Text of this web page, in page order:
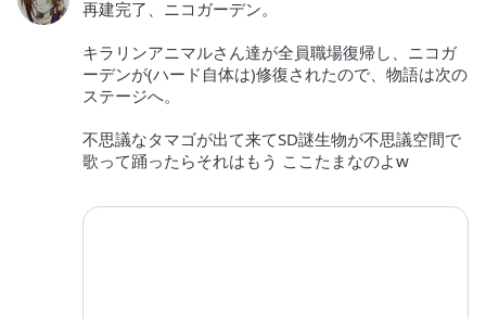
再建完了、ニコガーデン。
キラリンアニマルさん達が全員職場復帰し、ニコガ
ーデンが(ハード自体は)修復されたので、物語は次の
ステージへ。
不思議なタマゴが出て来てSD謎生物が不思議空間で
歌って踊ったらそれはもう ここたまなのよw